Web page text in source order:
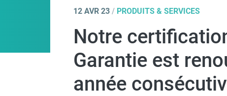
12 AVR 23 / PRODUITS & SERVICES
Notre
Garantie est
année